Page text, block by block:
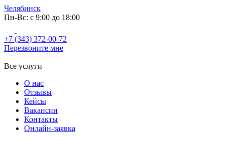
Челябинск
Пн-Вс: с 9:00 до 18:00
+7 (343) 372-00-72
Перезвоните мне
Все услуги
О нас
Отзывы
Кейсы
Вакансии
Контакты
Онлайн-заявка